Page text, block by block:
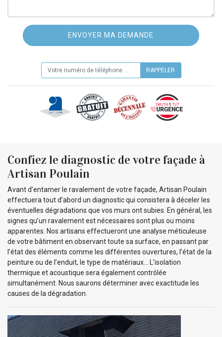
Confiez le diagnostic de votre façade à
Artisan Poulain
Avant d’entamer le ravalement de votre façade, Artisan Poulain
effectuera tout d’abord un diagnostic qui consistera à déceler les
éventuelles dégradations que vos murs ont subies. En général, les
signes qu’un ravalement est nécessaires sont plus ou moins
apparentes. Nos artisans effectueront une analyse méticuleuse
de votre bâtiment en observant toute sa surface, en passant par
l’état des éléments comme les différentes ouvertures, l’état de la
peinture ou de l’enduit, le type de matériaux... L’isolation
thermique et acoustique sera également contrôlée
simultanément. Nous saurons déterminer avec exactitude les
causes de la dégradation.